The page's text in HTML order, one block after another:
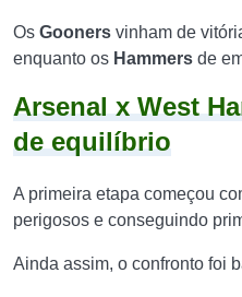
Os Gooners vinham de
enquanto os Hammers de
Arsenal x West
de equilíbrio
A primeira etapa começou
perigosos e conseguindo
Ainda assim, o confronto foi